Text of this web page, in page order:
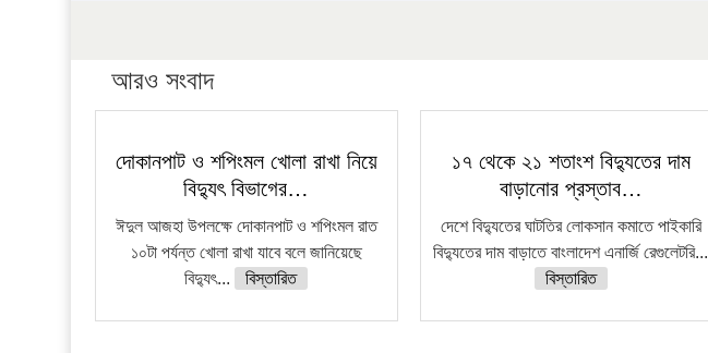
আরও সংবাদ
দোকানপাট ও শপিংমল খোলা রাখা নিয়ে
বিদ্যুৎ বিভাগের…
ঈদুল আজহা উপলক্ষে দোকানপাট ও শপিংমল রাত
১০টা পর্যন্ত খোলা রাখা যাবে বলে জানিয়েছে
বিদ্যুৎ...
বিস্তারিত
১৭ থেকে ২১ শতাংশ বিদ্যুতের দাম
বাড়ানোর প্রস্তাব…
দেশে বিদ্যুতের ঘাটতির লোকসান কমাতে পাইকারি
বিদ্যুতের দাম বাড়াতে বাংলাদেশ এনার্জি রেগুলেটরি...
বিস্তারিত